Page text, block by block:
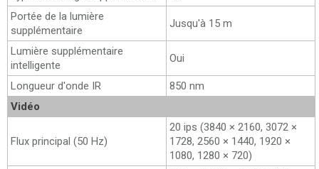
Portée de la lumière
supplémentaire
Jusqu'à 15 m
Lumière supplémentaire
intelligente
Oui
Longueur d'onde IR
850 nm
Vidéo
Flux principal (50 Hz)
20 ips (3840 × 2160, 3072 ×
1728, 2560 × 1440, 1920 ×
1080, 1280 × 720)